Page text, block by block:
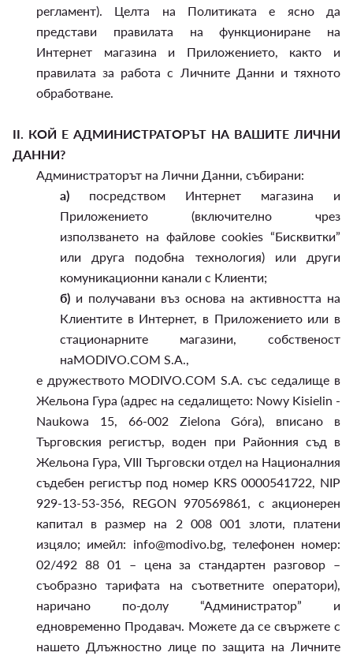
регламент). Целта на Политиката е ясно да
представи правилата на функциониране на
Интернет магазина и Приложението, както и
правилата за работа с Личните Данни и тяхното
обработване.
II. КОЙ Е АДМИНИСТРАТОРЪТ НА ВАШИТЕ ЛИЧНИ
ДАННИ?
Администраторът на Лични Данни, събирани:
а) посредством Интернет магазина и
Приложението (включително чрез
използването на файлове cookies “Бисквитки”
или друга подобна технология) или други
комуникационни канали с Клиенти;
б) и получавани въз основа на активността на
Клиентите в Интернет, в Приложението или в
стационарните магазини, собственост
наMODIVO.COM S.A.,
е дружеството MODIVO.COM S.A. със седалище в
Жельона Гура (адрес на седалището: Nowy Kisielin -
Naukowa 15, 66-002 Zielona Góra), вписано в
Търговския регистър, воден при Районния съд в
Жельона Гура, VIII Търговски отдел на Националния
съдебен регистър под номер KRS 0000541722, NIP
929-13-53-356, REGON 970569861, с акционерен
капитал в размер на 2 008 001 злоти, платени
изцяло; имейл: info@modivo.bg, телефонен номер:
02/492 88 01 – цена за стандартен разговор –
съобразно тарифата на съответните оператори),
наричано по-долу “Администратор” и
едновременно Продавач. Можете да се свържете с
нашето Длъжностно лице по защита на Личните